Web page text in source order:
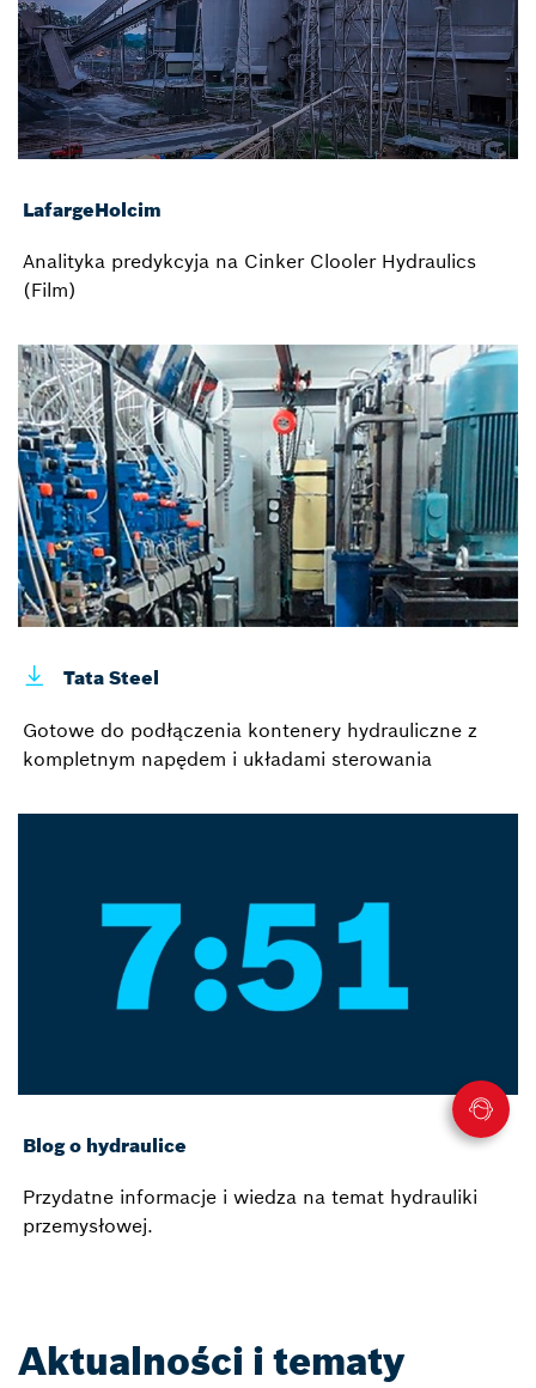
LafargeHolcim
Analityka predykcyja na Cinker Clooler Hydraulics
(Film)
Tata Steel
Gotowe do podłączenia kontenery hydrauliczne z
kompletnym napędem i układami sterowania
Blog o hydraulice
Przydatne informacje i wiedza na temat hydrauliki
przemysłowej.
Aktualności i tematy